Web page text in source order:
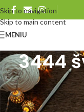
Skip to navigation
Skip to main content
MENIU
3444
Pradžia/Produkto Gazzal